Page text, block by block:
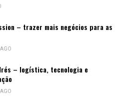
– trazer mais negócios para as
– logística, tecnologia e